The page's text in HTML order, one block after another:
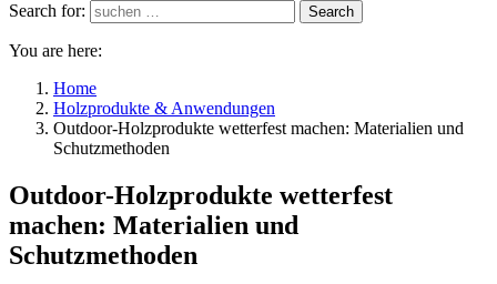
Search for:
Search
You are here:
Home
Holzprodukte & Anwendungen
Outdoor-Holzprodukte wetterfest machen: Materialien und
Schutzmethoden
Outdoor-Holzprodukte wetterfest
machen: Materialien und
Schutzmethoden